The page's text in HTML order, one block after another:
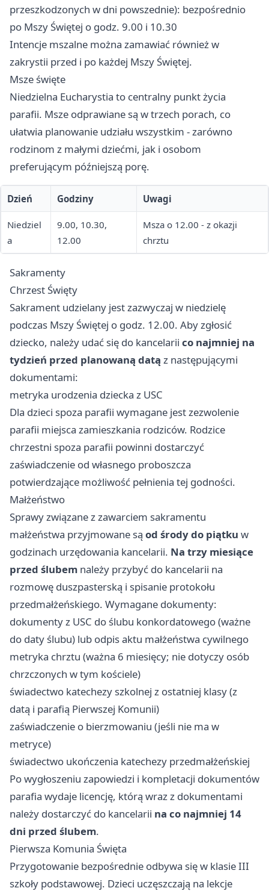
przeszkodzonych w dni powszednie): bezpośrednio
po Mszy Świętej o godz. 9.00 i 10.30
Intencje mszalne można zamawiać również w
zakrystii przed i po każdej Mszy Świętej.
Msze święte
Niedzielna Eucharystia to centralny punkt życia
parafii. Msze odprawiane są w trzech porach, co
ułatwia planowanie udziału wszystkim - zarówno
rodzinom z małymi dziećmi, jak i osobom
preferującym późniejszą porę.
Dzień Godziny Uwagi
Niedziel
a
9.00, 10.30,
12.00
Msza o 12.00 - z okazji
chrztu
Sakramenty
Chrzest Święty
Sakrament udzielany jest zazwyczaj w niedzielę
podczas Mszy Świętej o godz. 12.00. Aby zgłosić
dziecko, należy udać się do kancelarii co najmniej na
tydzień przed planowaną datą z następującymi
dokumentami:
metryka urodzenia dziecka z USC
Dla dzieci spoza parafii wymagane jest zezwolenie
parafii miejsca zamieszkania rodziców. Rodzice
chrzestni spoza parafii powinni dostarczyć
zaświadczenie od własnego proboszcza
potwierdzające możliwość pełnienia tej godności.
Małżeństwo
Sprawy związane z zawarciem sakramentu
małżeństwa przyjmowane są od środy do piątku w
godzinach urzędowania kancelarii. Na trzy miesiące
przed ślubem należy przybyć do kancelarii na
rozmowę duszpasterską i spisanie protokołu
przedmałżeńskiego. Wymagane dokumenty:
dokumenty z USC do ślubu konkordatowego (ważne
do daty ślubu) lub odpis aktu małżeństwa cywilnego
metryka chrztu (ważna 6 miesięcy; nie dotyczy osób
chrzczonych w tym kościele)
świadectwo katechezy szkolnej z ostatniej klasy (z
datą i parafią Pierwszej Komunii)
zaświadczenie o bierzmowaniu (jeśli nie ma w
metryce)
świadectwo ukończenia katechezy przedmałżeńskiej
Po wygłoszeniu zapowiedzi i kompletacji dokumentów
parafia wydaje licencję, którą wraz z dokumentami
należy dostarczyć do kancelarii na co najmniej 14
dni przed ślubem.
Pierwsza Komunia Święta
Przygotowanie bezpośrednie odbywa się w klasie III
szkoły podstawowej. Dzieci uczęszczają na lekcje